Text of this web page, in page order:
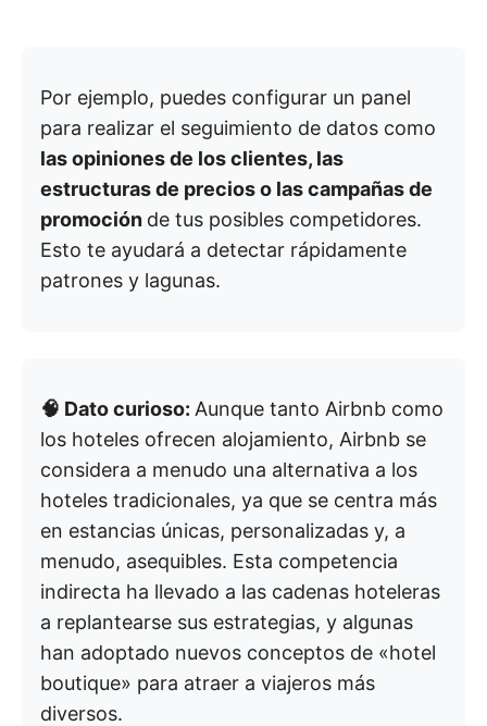
Por ejemplo, puedes configurar un panel
para realizar el seguimiento de datos como
las opiniones de los clientes, las
estructuras de precios o las campañas de
promoción de tus posibles competidores.
Esto te ayudará a detectar rápidamente
patrones y lagunas.
🧠 Dato curioso: Aunque tanto Airbnb como
los hoteles ofrecen alojamiento, Airbnb se
considera a menudo una alternativa a los
hoteles tradicionales, ya que se centra más
en estancias únicas, personalizadas y, a
menudo, asequibles. Esta competencia
indirecta ha llevado a las cadenas hoteleras
a replantearse sus estrategias, y algunas
han adoptado nuevos conceptos de «hotel
boutique» para atraer a viajeros más
diversos.